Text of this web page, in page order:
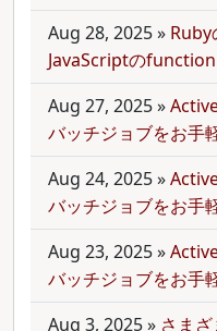
Aug 28, 2025»
JavaScriptの
Aug 27, 2025»
バッチジョブをお手
Aug 24, 2025»
バッチジョブをお手
Aug 23, 2025»
バッチジョブをお手
Aug 3, 2025» さま